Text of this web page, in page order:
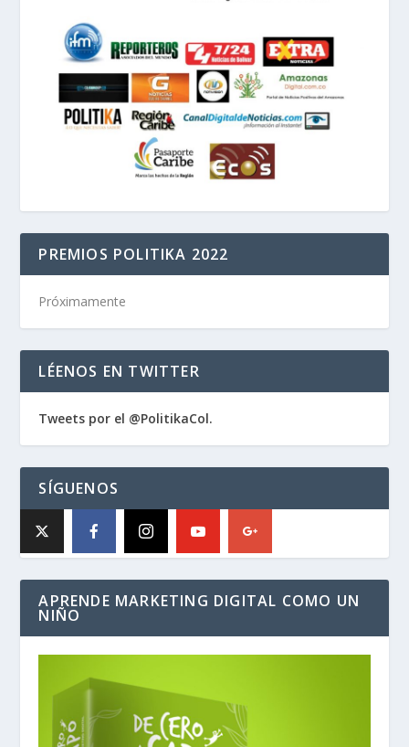
PREMIOS POLITIKA 2022
Próximamente
LÉENOS EN TWITTER
Tweets por el @PolitikaCol.
SÍGUENOS
APRENDE MARKETING DIGITAL COMO UN
NIÑO